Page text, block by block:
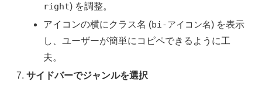
right) を調整。
アイコンの横にクラス名 (bi-アイコン名) を表示
し、ユーザーが簡単にコピペできるように工
夫。
サイドバーでジャンルを選択